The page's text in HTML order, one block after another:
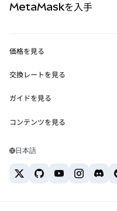
RWA
MetaMask Connect
Snaps
Web3サービス
MetaMaskを入手
セキュリティ
サポート
キャリア
お問い合わせ
価格を見る
イーサリアムの価格
Solanaの価格
Tetherの価格
交換レートを見る
ETH→USD
USDT→INR
BTC→INR
ETH→USDT
ガイドを見る
ETHの購入
USDTの購入
コンテンツを見る
Solanaウォレット
日本語